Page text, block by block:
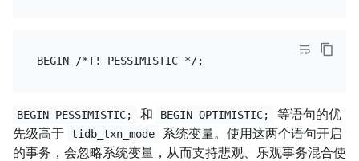
BEGIN PESSIMISTIC; 和 BEGIN OPTIMISTIC;
等语句的优
先级高于 tidb_txn_mode
系统变量。使用这两个语句开启
的事务，会忽略系统变量，从而支持悲观、乐观事务混合使